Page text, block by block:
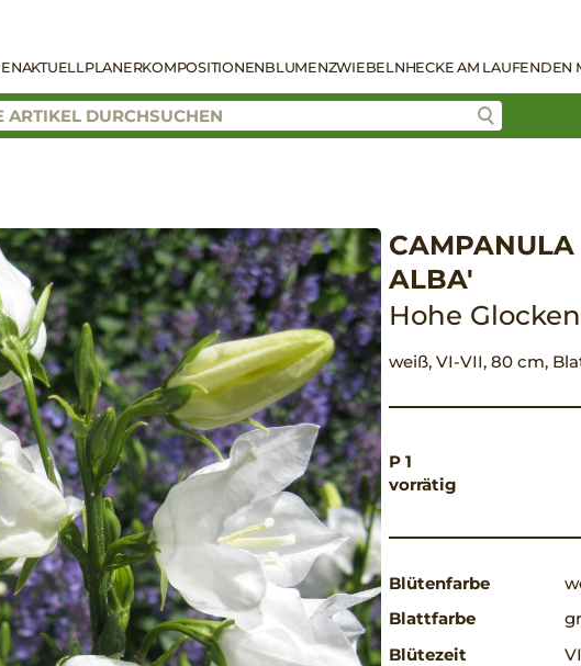
AKTUELLPLANERKOMPOSITIONENBLUMENZWIEBELNHECKE AM LAUFENDEN
ALBA'
Hohe
weiß, VI-VII, 80 cm,
P 1
vorrätig
Blütenfarbe
Blattfarbe
Blütezeit